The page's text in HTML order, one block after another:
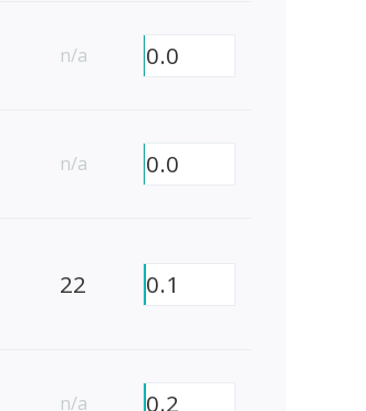
n/a 0.0
n/a 0.0
22 0.1
n/a 0.2